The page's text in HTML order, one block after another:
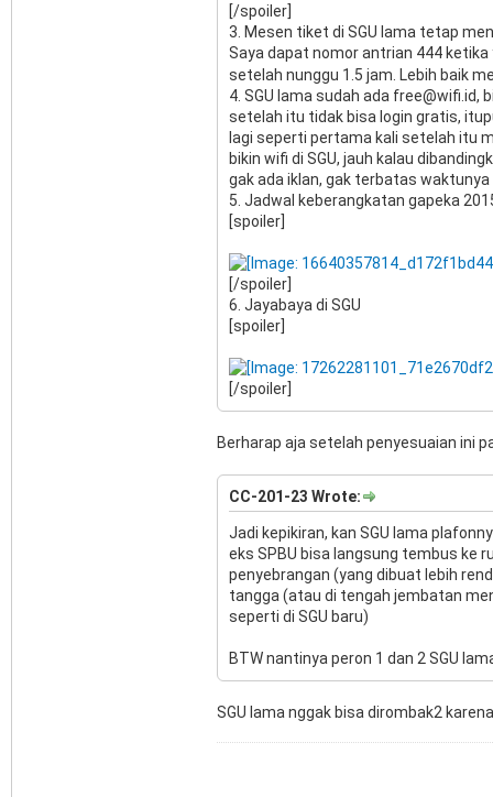
[/spoiler]
3. Mesen tiket di SGU lama tetap
Saya dapat nomor antrian 444
setelah nunggu 1.5 jam. Lebih baik
4. SGU lama sudah ada
setelah itu tidak bisa login gratis,
lagi seperti pertama kali setelah itu
bikin wifi di SGU, jauh kalau
gak ada iklan, gak terbatas waktunya
5. Jadwal keberangkatan gapeka
[spoiler]
[/spoiler]
6. Jayabaya di SGU
[spoiler]
[/spoiler]
Berharap aja setelah penyesuaian ini
CC-201-23 Wrote:
Jadi kepikiran, kan SGU lama
eks SPBU bisa langsung tembus ke
penyebrangan (yang dibuat lebih
tangga (atau di tengah jembatan
seperti di SGU baru)
BTW nantinya peron 1 dan 2 SGU
SGU lama nggak bisa dirombak2